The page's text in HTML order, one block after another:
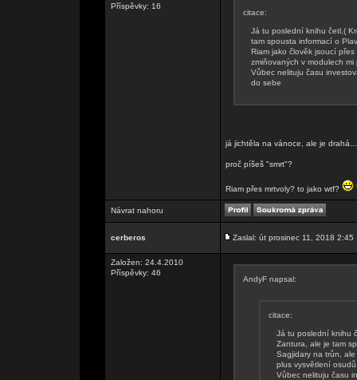
Příspěvky: 16
citace:
Já tu poslední knihu četl,(
tam spousta informací o
Riam jako člověk jsoucí
zmiňovaných v modulech mi
Vůbec nelituju času
do sebe
já jichtěla na vánoce, ale je
proč píšeš "smrt"?
Riam přes mrtvoly? to jako wtf?
Návrat nahoru
cerberos Zaslal: út prosinec 11, 2018 2:45
Založen: 24.4.2010
Příspěvky: 46
AndyF napsal:
citace:
Já tu poslední knihu
Zantura, ale je tam
Sagjidary na trůn,
plus vysvětlení
Vůbec nelituju času